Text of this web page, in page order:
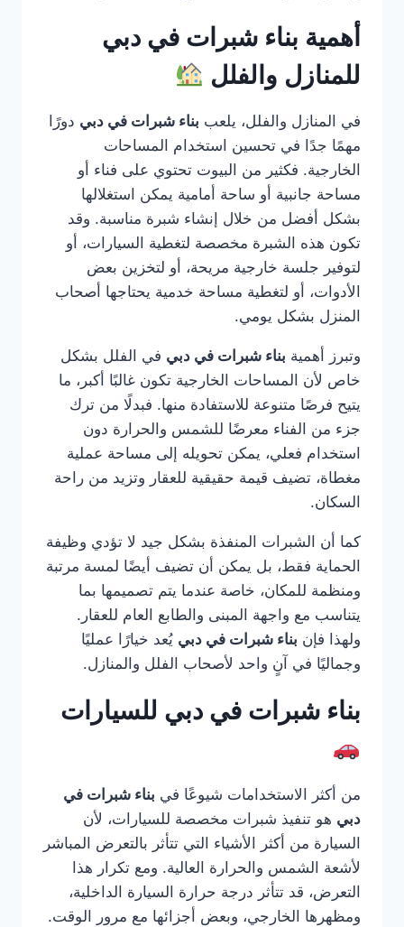
أهمية بناء شبرات في دبي
للمنازل والفلل
في المنازل والفلل، يلعب بناء شبرات في دبي دورًا
مهمًا جدًا في تحسين استخدام المساحات
الخارجية. فكثير من البيوت تحتوي على فناء أو
مساحة جانبية أو ساحة أمامية يمكن استغلالها
بشكل أفضل من خلال إنشاء شبرة مناسبة. وقد
تكون هذه الشبرة مخصصة لتغطية السيارات، أو
لتوفير جلسة خارجية مريحة، أو لتخزين بعض
الأدوات، أو لتغطية مساحة خدمية يحتاجها أصحاب
المنزل بشكل يومي.
وتبرز أهمية بناء شبرات في دبي في الفلل بشكل
خاص لأن المساحات الخارجية تكون غالبًا أكبر، ما
يتيح فرصًا متنوعة للاستفادة منها. فبدلًا من ترك
جزء من الفناء معرضًا للشمس والحرارة دون
استخدام فعلي، يمكن تحويله إلى مساحة عملية
مغطاة، تضيف قيمة حقيقية للعقار وتزيد من راحة
السكان.
كما أن الشبرات المنفذة بشكل جيد لا تؤدي وظيفة
الحماية فقط، بل يمكن أن تضيف أيضًا لمسة مرتبة
ومنظمة للمكان، خاصة عندما يتم تصميمها بما
يتناسب مع واجهة المبنى والطابع العام للعقار.
ولهذا فإن بناء شبرات في دبي يُعد خيارًا عمليًا
وجماليًا في آنٍ واحد لأصحاب الفلل والمنازل.
بناء شبرات في دبي للسيارات
من أكثر الاستخدامات شيوعًا في بناء شبرات في
دبي هو تنفيذ شبرات مخصصة للسيارات، لأن
السيارة من أكثر الأشياء التي تتأثر بالتعرض المباشر
لأشعة الشمس والحرارة العالية. ومع تكرار هذا
التعرض، قد تتأثر درجة حرارة السيارة الداخلية،
ومظهرها الخارجي، وبعض أجزائها مع مرور الوقت.